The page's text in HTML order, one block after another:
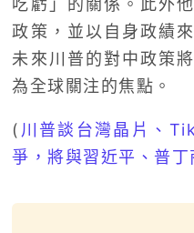
吃虧」的關係。此外
政策，並以自身政績
未來川普的對中政策
為全球關注的焦點。
( 川普談台灣晶片、
爭，將與習近平、普